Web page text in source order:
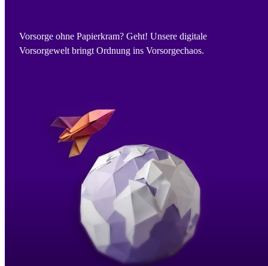
Vorsorge ohne Papierkram? Geht! Unsere digitale
Vorsorgewelt bringt Ordnung ins Vorsorgechaos.